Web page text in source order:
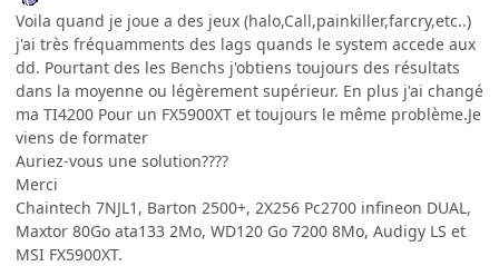
Voila quand je joue a des jeux (halo,Call,painkiller,farcry,etc..)
j'ai très fréquamments des lags quands le system accede aux
dd. Pourtant des les Benchs j'obtiens toujours des résultats
dans la moyenne ou légèrement supérieur. En plus j'ai changé
ma TI4200 Pour un FX5900XT et toujours le même problème.Je
viens de formater
Auriez-vous une solution????
Merci
Chaintech 7NJL1, Barton 2500+, 2X256 Pc2700 infineon DUAL,
Maxtor 80Go ata133 2Mo, WD120 Go 7200 8Mo, Audigy LS et
MSI FX5900XT.